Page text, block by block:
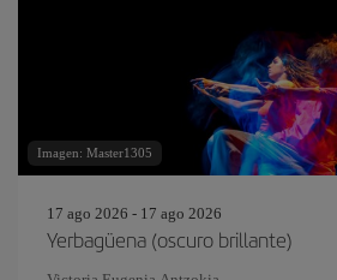
Imagen: Master1305
17 ago 2026 - 17 ago 2026
Yerbagüena (oscuro brillante)